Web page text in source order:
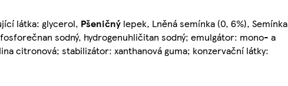
látka: glycerol, Pšeničný lepek, Lněná semínka (0, 6%), Semínka
sodný, hydrogenuhličitan sodný; emulgátor: mono- a
citronová; stabilizátor: xanthanová guma; konzervační látky: